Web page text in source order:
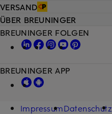
VERSAND
ÜBER BREUNINGER
BREUNINGER FOLGEN
BREUNINGER APP
ImpressumDatenschutz